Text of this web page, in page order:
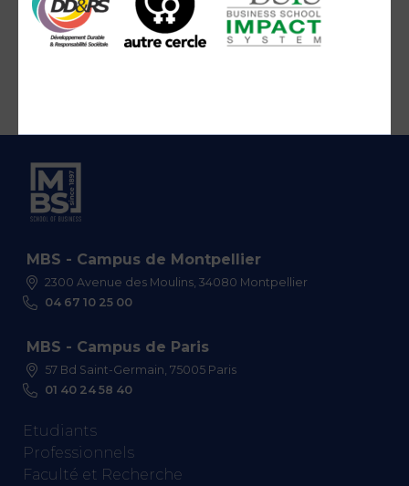
MBS - Campus de Montpellier
2300 Avenue des Moulins, 34080 Montpellier
04 67 10 25 00
MBS - Campus de Paris
57 Bd Saint-Germain, 75005 Paris
01 40 24 58 40
Etudiants
Professionnels
Faculté et Recherche